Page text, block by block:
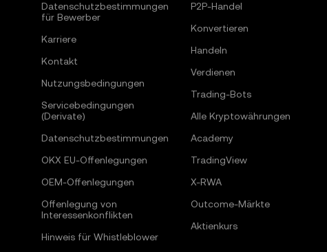
Datenschutzbestimmungen
für Bewerber
Karriere
Kontakt
Nutzungsbedingungen
Servicebedingungen
(Derivate)
Datenschutzbestimmungen
OKX EU-Offenlegungen
OEM-Offenlegungen
Offenlegung von
Interessenkonflikten
Hinweis für Whistleblower
P2P-Handel
Konvertieren
Handeln
Verdienen
Trading-Bots
Alle Kryptowährungen
Academy
TradingView
X-RWA
Outcome-Märkte
Aktienkurs